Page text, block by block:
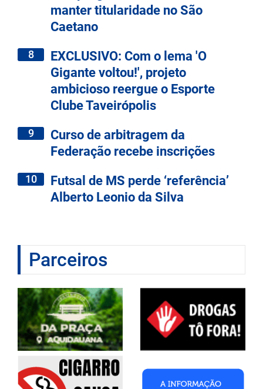
manter titularidade no São
Caetano
8
EXCLUSIVO: Com o lema 'O
Gigante voltou!', projeto
ambicioso reergue o Esporte
Clube Taveirópolis
9
Curso de arbitragem da
Federação recebe inscrições
10
Futsal de MS perde ‘referência’
Alberto Leonio da Silva
Parceiros